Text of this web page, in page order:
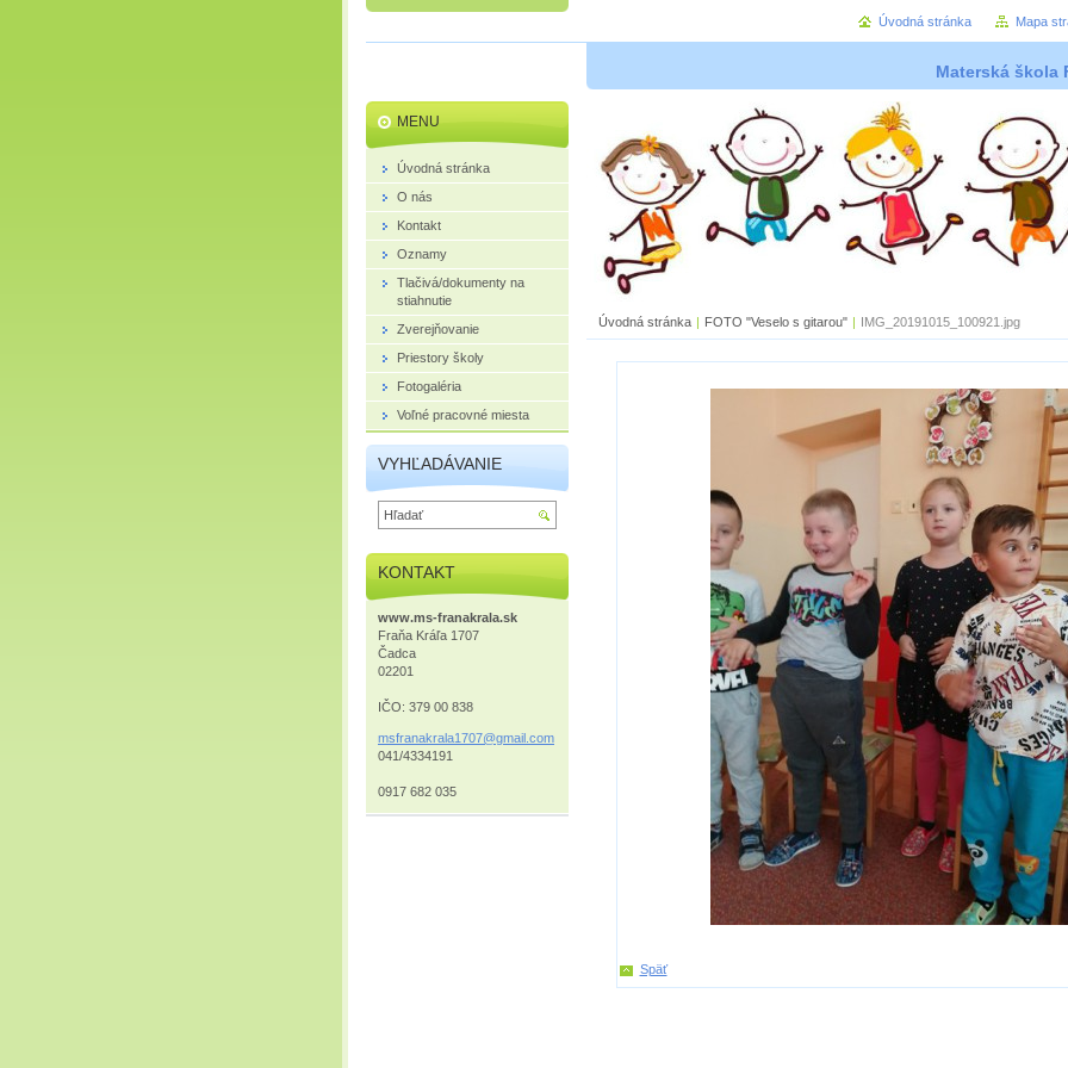
Materská škola
Úvodná stránka | FOTO "Veselo s gitarou" | IMG_20191015_100921.jpg
Späť
MENU
Úvodná stránka
O nás
Kontakt
Oznamy
Tlačivá/dokumenty na
stiahnutie
Zverejňovanie
Priestory školy
Fotogaléria
Voľné pracovné miesta
VYHĽADÁVANIE
KONTAKT
www.ms-franakrala.sk
Fraňa Kráľa 1707
Čadca
02201
IČO: 379 00 838
msfranakrala1707@gmail.com
041/4334191
0917 682 035
Úvodná stránka Mapa